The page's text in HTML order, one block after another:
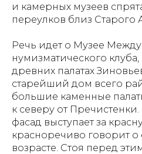
и камерных музеев
переулков близ Старого
Речь идет о Музее
нумизматического
древних палатах
старейший дом всего
большие каменные
к северу от Пречистенки.
фасад выступает за
красноречиво говорит о
возрасте. Стоя перед